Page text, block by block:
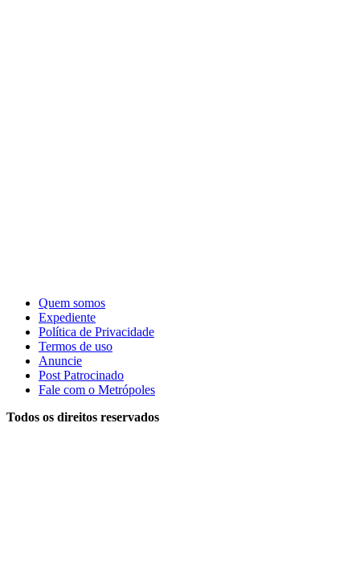
Quem somos
Expediente
Política de Privacidade
Termos de uso
Anuncie
Post Patrocinado
Fale com o Metrópoles
Todos os direitos reservados